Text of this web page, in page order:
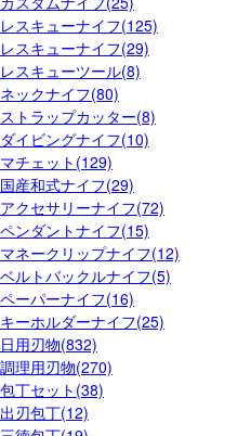
レスキューナイフ(125)
レスキューナイフ(29)
レスキューツール(8)
ネックナイフ(80)
ストラップカッター(8)
ダイビングナイフ(10)
マチェット(129)
国産和式ナイフ(29)
アクセサリーナイフ(72)
ペンダントナイフ(15)
マネークリップナイフ(12)
ベルトバックルナイフ(5)
ペーパーナイフ(16)
キーホルダーナイフ(25)
日用刃物(832)
調理用刃物(270)
包丁セット(38)
出刃包丁(12)